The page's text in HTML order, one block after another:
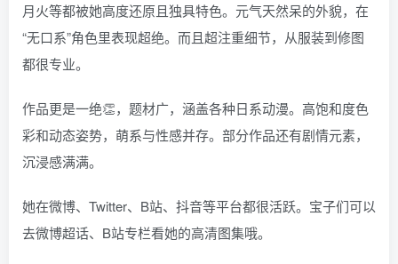
月火等都被她高度还原且独具特色。元气天然呆的外貌，在
“无口系”角色里表现超绝。而且超注重细节，从服装到修图
都很专业。
作品更是一绝👏，题材广，涵盖各种日系动漫。高饱和度色
彩和动态姿势，萌系与性感并存。部分作品还有剧情元素，
沉浸感满满。
她在微博、Twitter、B站、抖音等平台都很活跃。宝子们可以
去微博超话、B站专栏看她的高清图集哦。